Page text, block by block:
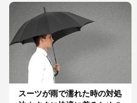
スーツが雨で濡れた時の対処